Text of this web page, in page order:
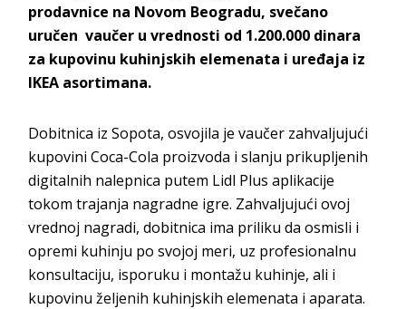
prodavnice na Novom Beogradu, svečano
uručen vaučer u vrednosti od 1.200.000 dinara
za kupovinu kuhinjskih elemenata i uređaja iz
IKEA asortimana.
Dobitnica iz Sopota, osvojila je vaučer zahvaljujući
kupovini Coca-Cola proizvoda i slanju prikupljenih
digitalnih nalepnica putem Lidl Plus aplikacije
tokom trajanja nagradne igre. Zahvaljujući ovoj
vrednoj nagradi, dobitnica ima priliku da osmisli i
opremi kuhinju po svojoj meri, uz profesionalnu
konsultaciju, isporuku i montažu kuhinje, ali i
kupovinu željenih kuhinjskih elemenata i aparata.